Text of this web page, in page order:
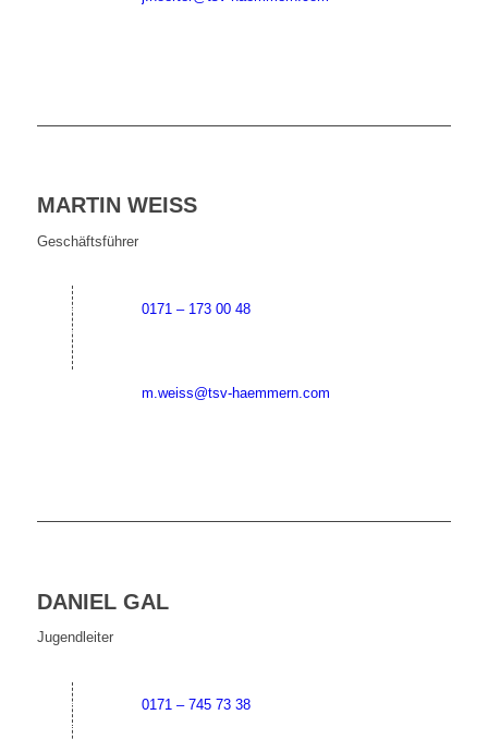
MARTIN WEISS
Geschäftsführer
0171 – 173 00 48
m.weiss@tsv-haemmern.com
DANIEL GAL
Jugendleiter
0171 – 745 73 38